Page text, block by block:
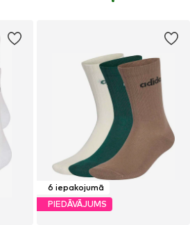
6 iepakojumā
PIEDĀVĀJUMS